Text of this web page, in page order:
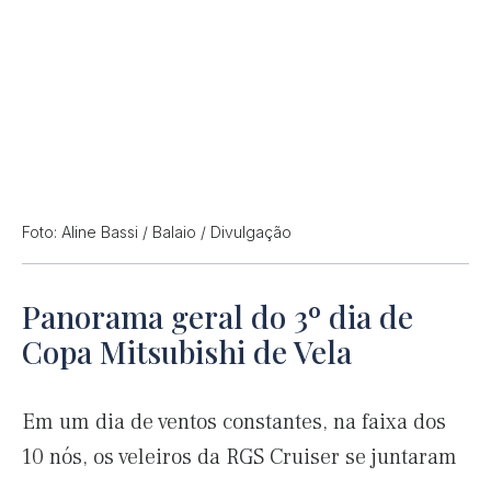
Foto: Aline Bassi / Balaio / Divulgação
Panorama geral do 3º dia de
Copa Mitsubishi de Vela
Em um dia de ventos constantes, na faixa dos
10 nós, os veleiros da RGS Cruiser se juntaram